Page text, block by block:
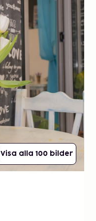
Visa alla 100 bilder